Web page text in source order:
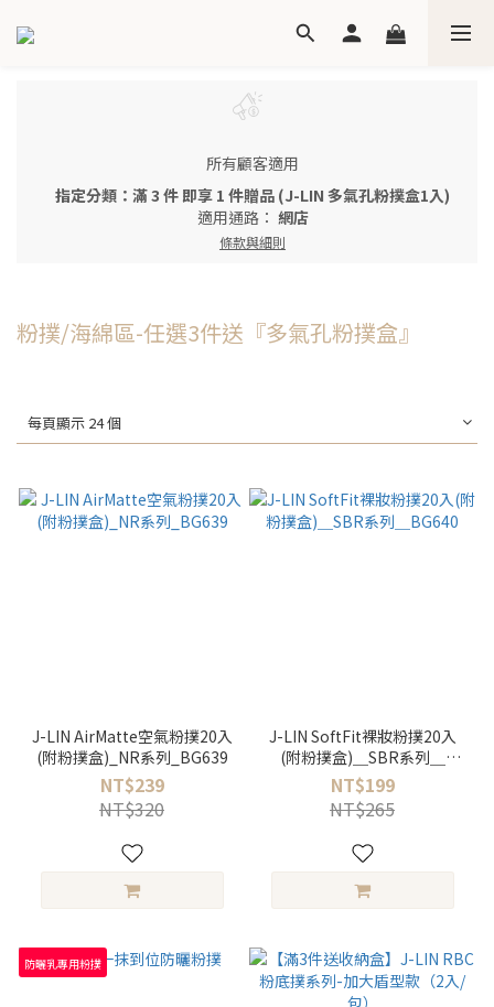
所有顧客適用
指定分類：滿 3 件 即享 1 件贈品 (J-LIN 多氣孔粉撲盒1入)
適用通路： 網店
條款與細則
粉撲/海綿區-任選3件送『多氣孔粉撲盒』
每頁顯示 24 個
J-LIN AirMatte空氣粉撲20入
(附粉撲盒)_NR系列_BG639
NT$239
NT$320
J-LIN SoftFit裸妝粉撲20入
(附粉撲盒)＿SBR系列＿
BG640
NT$199
NT$265
防曬乳專用粉撲